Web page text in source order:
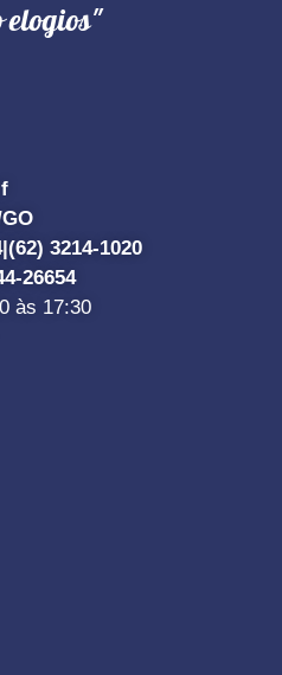
elogios"
(62) 3214-1020
26654
às 17:30